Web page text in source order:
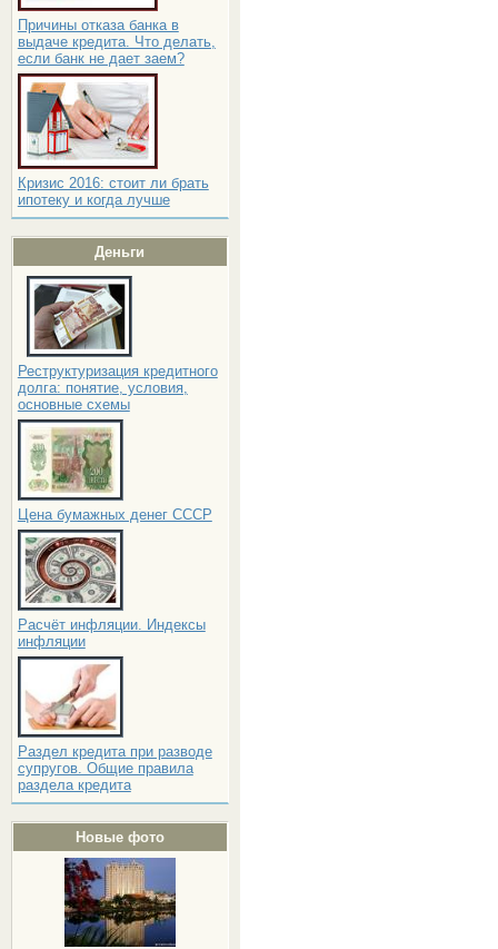
Причины отказа банка в
выдаче кредита. Что делать,
если банк не дает заем?
Кризис 2016: стоит ли брать
ипотеку и когда лучше
Деньги
Реструктуризация кредитного
долга: понятие, условия,
основные схемы
Цена бумажных денег СССР
Расчёт инфляции. Индексы
инфляции
Раздел кредита при разводе
супругов. Общие правила
раздела кредита
Новые фото